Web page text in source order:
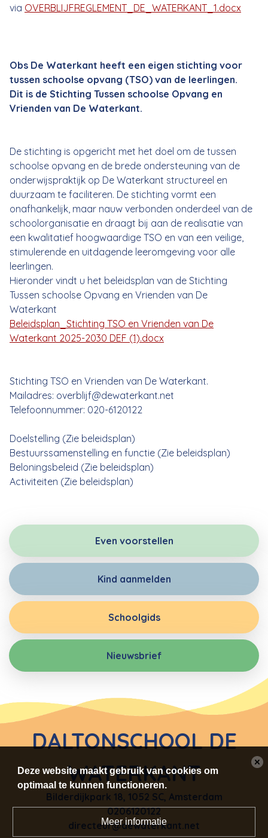
via OVERBLIJFREGLEMENT_DE_WATERKANT_1.docx
Obs De Waterkant heeft een eigen stichting voor
tussen schoolse opvang (TSO) van de leerlingen.
Dit is de Stichting Tussen schoolse Opvang en
Vrienden van De Waterkant.
De stichting is opgericht met het doel om de tussen
schoolse opvang en de brede ondersteuning van de
onderwijspraktijk op De Waterkant structureel en
duurzaam te faciliteren. De stichting vormt een
onafhankelijk, maar nauw verbonden onderdeel van de
schoolorganisatie en draagt bij aan de realisatie van
een kwalitatief hoogwaardige TSO en van een veilige,
stimulerende en uitdagende leeromgeving voor alle
leerlingen.
Hieronder vindt u het beleidsplan van de Stichting
Tussen schoolse Opvang en Vrienden van De
Waterkant
Beleidsplan_Stichting TSO en Vrienden van De
Waterkant 2025-2030 DEF (1).docx
Stichting TSO en Vrienden van De Waterkant.
Mailadres: overblijf@dewaterkant.net
Telefoonnummer: 020-6120122
Doelstelling (Zie beleidsplan)
Bestuurssamenstelling en functie (Zie beleidsplan)
Beloningsbeleid (Zie beleidsplan)
Activiteiten (Zie beleidsplan)
Even voorstellen
Kind aanmelden
Schoolgids
Nieuwsbrief
DALTONSCHOOL DE
WATERKANT
Bilderdijkpark 18, 1052 SC, Amsterdam
0206120122
directeur@dewaterkant.net
Deze website maakt gebruik van cookies om
optimaal te kunnen functioneren.
Meer informatie